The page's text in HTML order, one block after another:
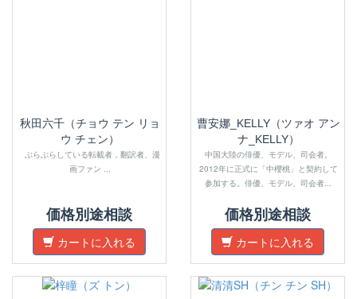
秋田六千（チョウ テン リョ
ウ チェン）
ぶらぶらしている転載者，翻訳者、漫
画ファン ...
価格別途相談
カートに入れる
曹安娜_KELLY（ツァオ アン
ナ_KELLY）
中国大陸の俳優、モデル、司会者。
2012年に正式に「中櫻桃」と契約して
参加する。俳優、モデル、司会者...
価格別途相談
カートに入れる